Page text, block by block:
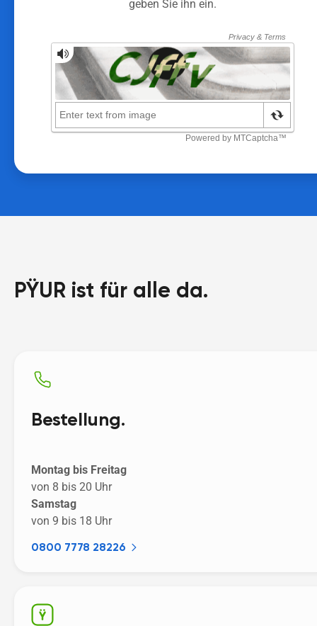
geben Sie ihn ein.
PŸUR ist für alle da.
Bestellung.
Montag bis Freitag
von 8 bis 20 Uhr
Samstag
von 9 bis 18 Uhr
0800 7778 28226